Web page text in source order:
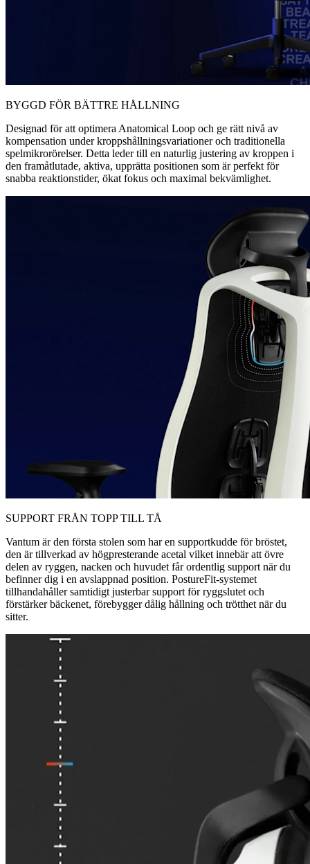
BYGGD FÖR BÄTTRE HÅLLNING
Designad för att optimera Anatomical Loop och ge rätt nivå av
kompensation under kroppshållningsvariationer och traditionella
spelmikrorörelser. Detta leder till en naturlig justering av kroppen i
den framåtlutade, aktiva, upprätta positionen som är perfekt för
snabba reaktionstider, ökat fokus och maximal bekvämlighet.
SUPPORT FRÅN TOPP TILL TÅ
Vantum är den första stolen som har en supportkudde för bröstet,
den är tillverkad av högpresterande acetal vilket innebär att övre
delen av ryggen, nacken och huvudet får ordentlig support när du
befinner dig i en avslappnad position. PostureFit-systemet
tillhandahåller samtidigt justerbar support för ryggslutet och
förstärker bäckenet, förebygger dålig hållning och trötthet när du
sitter.